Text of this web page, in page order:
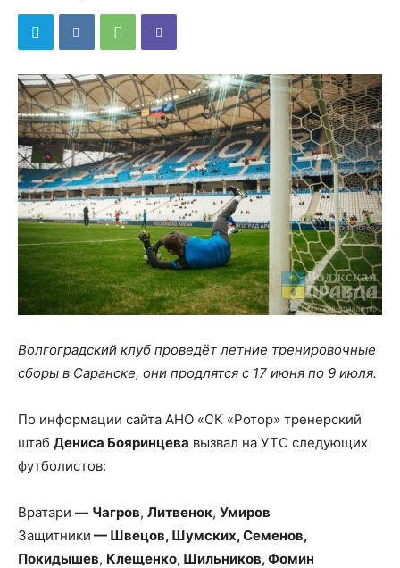
Волгоградский клуб проведёт летние тренировочные
сборы в Саранске, они продлятся с 17 июня по 9 июля.
По информации сайта АНО «СК «Ротор» тренерский
штаб Дениса Бояринцева вызвал на УТС следующих
футболистов:
Вратари — Чагров, Литвенок, Умиров
Защитники — Швецов, Шумских, Семенов,
Покидышев, Клещенко, Шильников, Фомин